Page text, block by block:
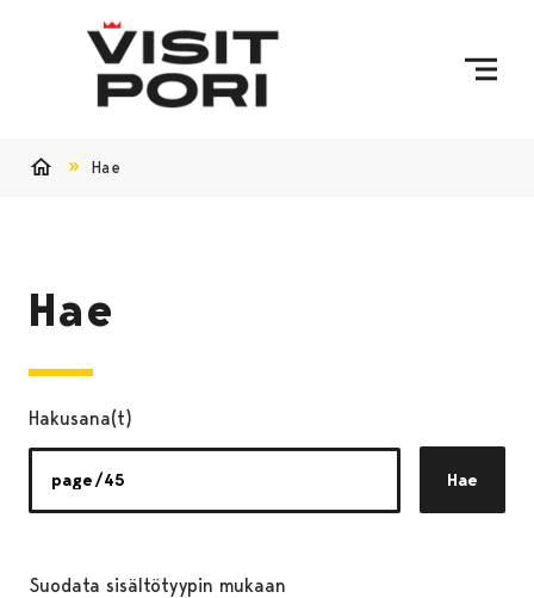
Hae
Hae
Hakusana(t)
Hae
Suodata sisältötyypin mukaan